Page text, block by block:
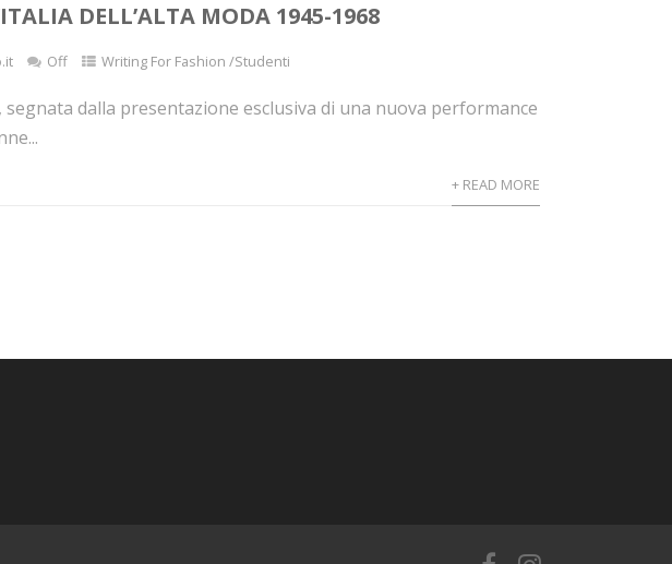
DELL’ALTA MODA 1945-1968
Off Writing For Fashion /Studenti
dalla presentazione esclusiva di una nuova performance
+ READ MORE